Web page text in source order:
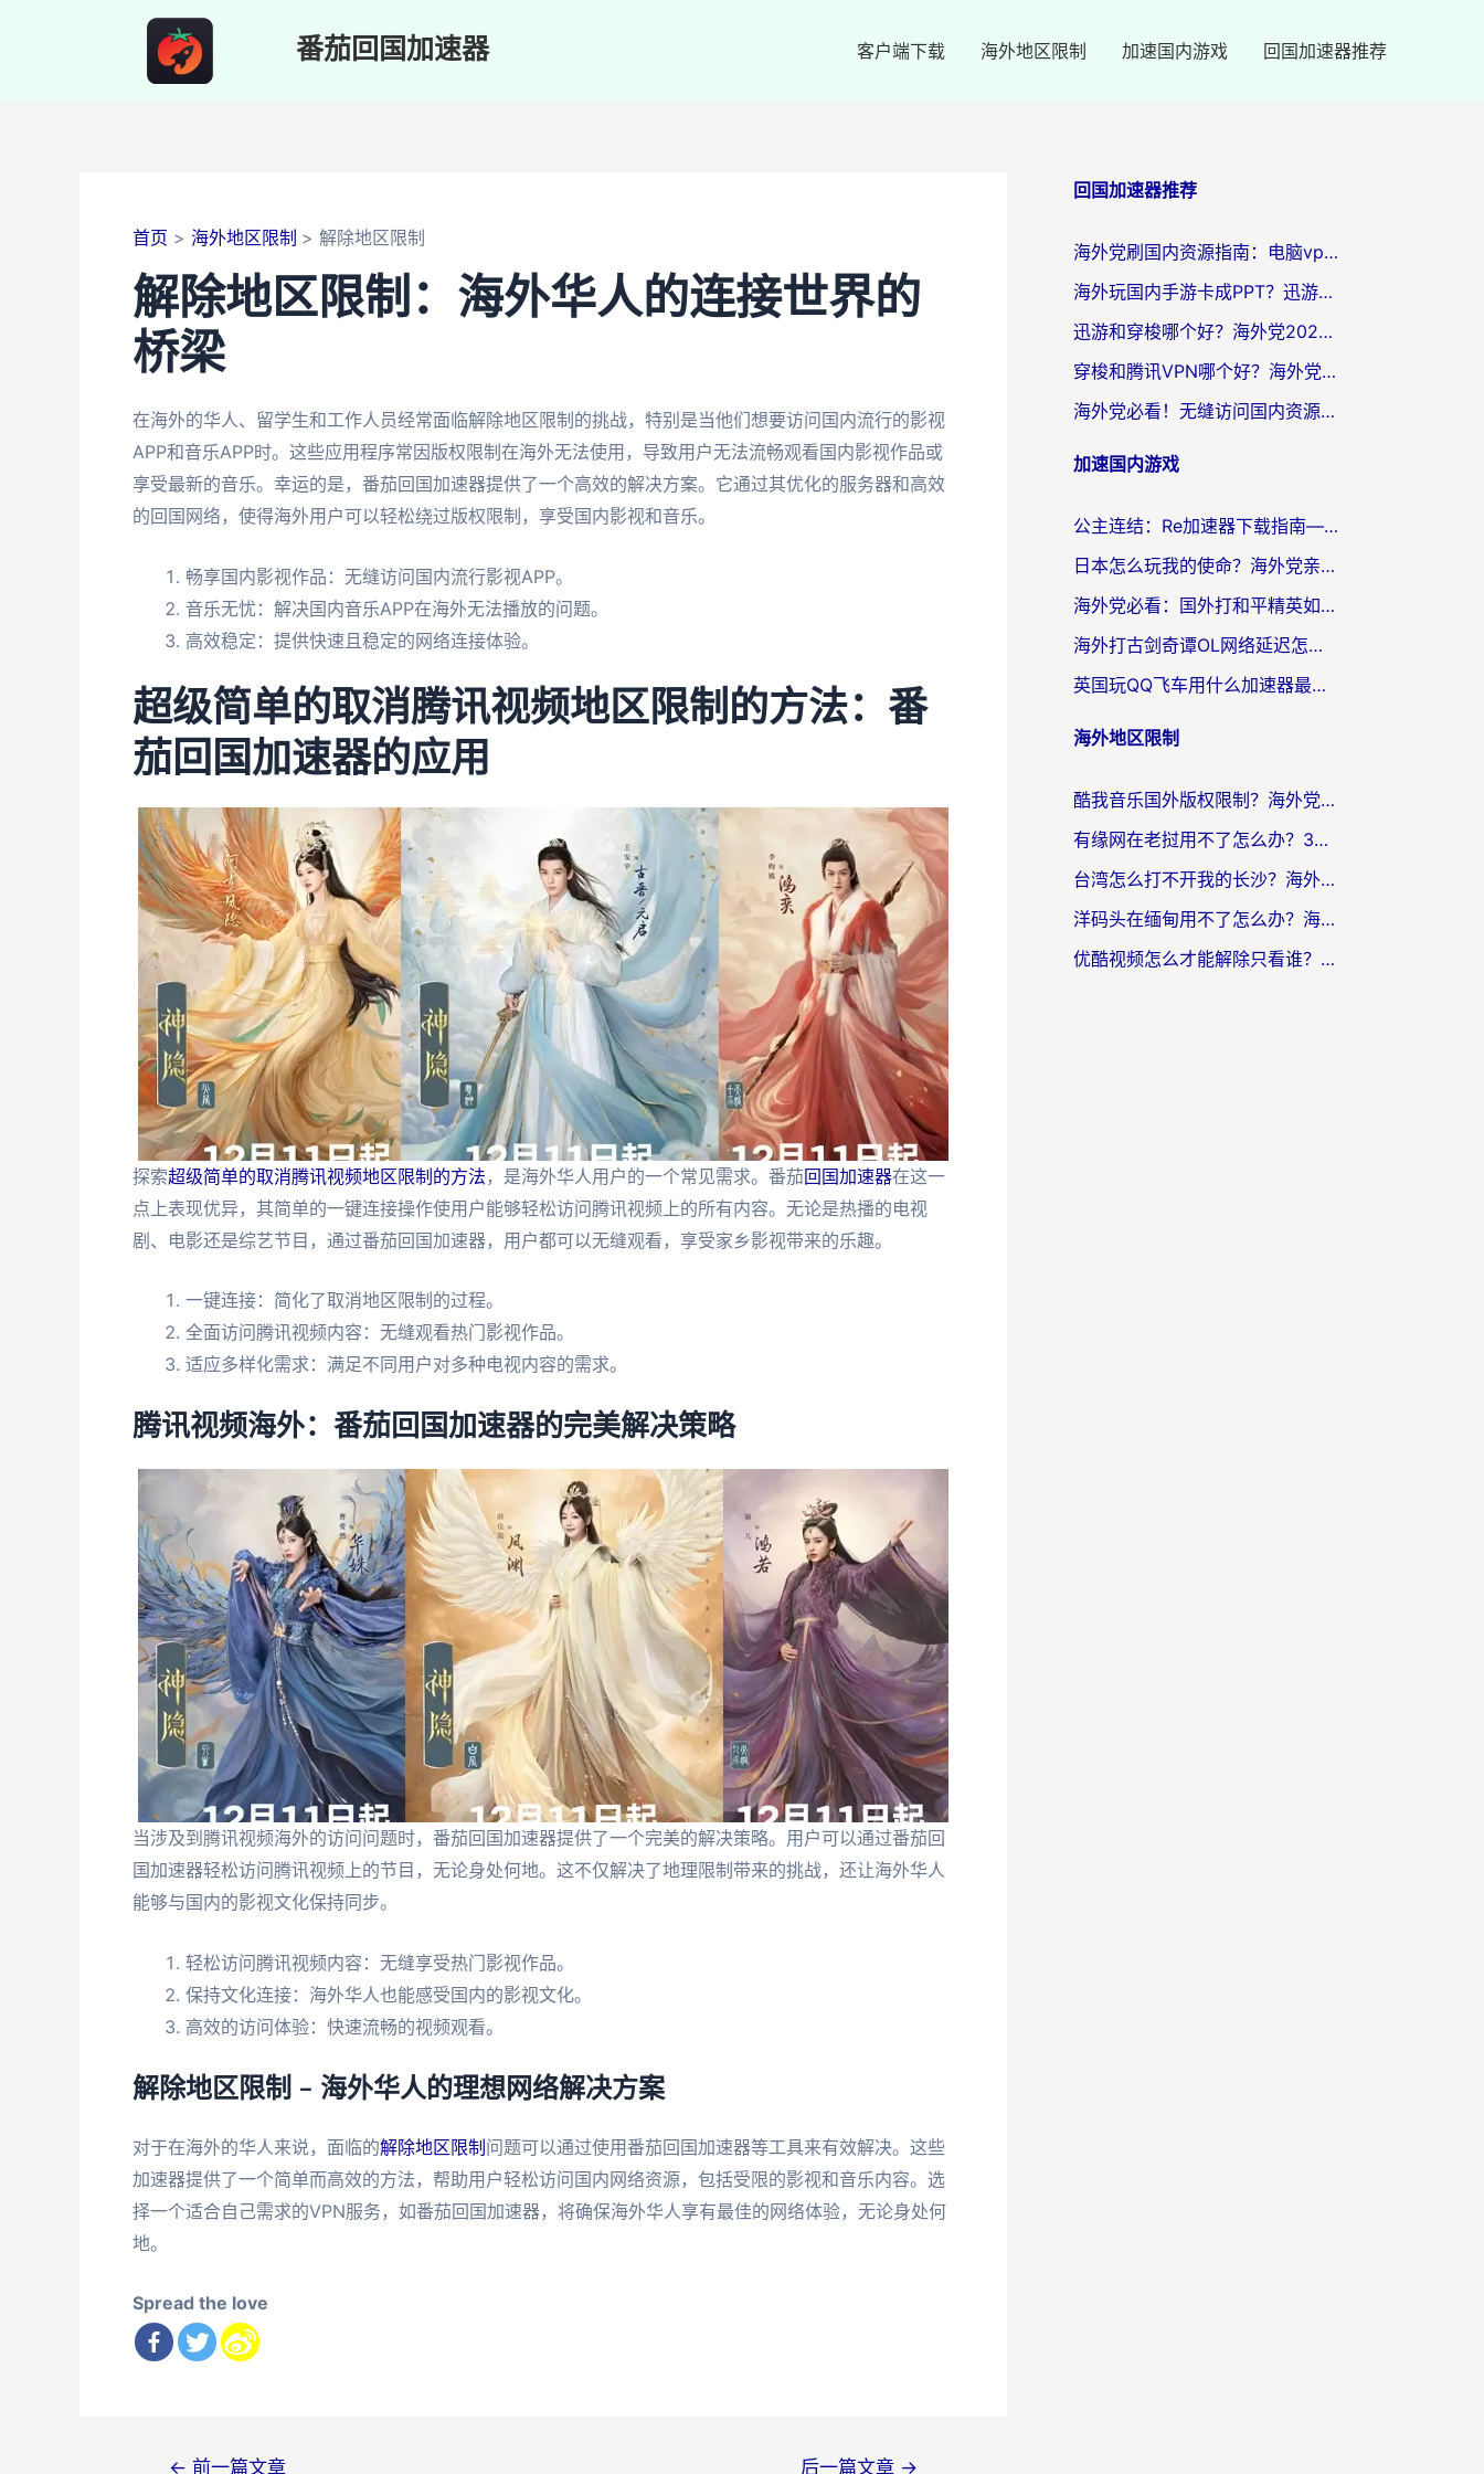
番茄回国加速器 客户端下载 海外地区限制 加速国内游戏 回国加速器推荐
首页 海外地区限制 解除地区限制
解除地区限制：海外华人的连接世界的
桥梁
在海外的华人、留学生和工作人员经常面临解除地区限制的挑战，特别是当他们想要访问国内流行的影视
APP和音乐APP时。这些应用程序常因版权限制在海外无法使用，导致用户无法流畅观看国内影视作品或
享受最新的音乐。幸运的是，番茄回国加速器提供了一个高效的解决方案。它通过其优化的服务器和高效
的回国网络，使得海外用户可以轻松绕过版权限制，享受国内影视和音乐。
畅享国内影视作品：无缝访问国内流行影视APP。
音乐无忧：解决国内音乐APP在海外无法播放的问题。
高效稳定：提供快速且稳定的网络连接体验。
超级简单的取消腾讯视频地区限制的方法：番
茄回国加速器的应用
探索超级简单的取消腾讯视频地区限制的方法 ，是海外华人用户的一个常见需求。番茄回国加速器在这一
点上表现优异，其简单的一键连接操作使用户能够轻松访问腾讯视频上的所有内容。无论是热播的电视
剧、电影还是综艺节目，通过番茄回国加速器，用户都可以无缝观看，享受家乡影视带来的乐趣。
一键连接：简化了取消地区限制的过程。
全面访问腾讯视频内容：无缝观看热门影视作品。
适应多样化需求：满足不同用户对多种电视内容的需求。
腾讯视频海外：番茄回国加速器的完美解决策略
当涉及到腾讯视频海外的访问问题时，番茄回国加速器提供了一个完美的解决策略。用户可以通过番茄回
国加速器轻松访问腾讯视频上的节目，无论身处何地。这不仅解决了地理限制带来的挑战，还让海外华人
能够与国内的影视文化保持同步。
轻松访问腾讯视频内容：无缝享受热门影视作品。
保持文化连接：海外华人也能感受国内的影视文化。
高效的访问体验：快速流畅的视频观看。
解除地区限制 – 海外华人的理想网络解决方案
对于在海外的华人来说，面临的解除地区限制问题可以通过使用番茄回国加速器等工具来有效解决。这些
加速器提供了一个简单而高效的方法，帮助用户轻松访问国内网络资源，包括受限的影视和音乐内容。选
择一个适合自己需求的VPN服务，如番茄回国加速器，将确保海外华人享有最佳的网络体验，无论身处何
地。
Spread the love
← 前一篇文章 后一篇文章 →
回国加速器推荐
海外党刷国内资源指南：电脑vpn免费版真的能用吗？选对加速器才是关键
海外玩国内手游卡成PPT？迅游和奇游手游哪个好？附真实VPN评测及番茄加速器体验
迅游和穿梭哪个好？海外党2026亲测对比+免费vs付费选择指南，附番茄加速器实测体验
穿梭和腾讯VPN哪个好？海外党亲测3款热门回国加速器，附避坑指南
海外党必看！无缝访问国内资源指南：从vpn官网下载到加速器选择（附番茄实测）
加速国内游戏
公主连结：Re加速器下载指南——海外党不再错过国服活动的秘密武器
日本怎么玩我的使命？海外党亲测有效的国服游戏加速指南（附避坑技巧）
海外党必看：国外打和平精英如何降低延迟？附3款热门国服游戏加速方案
海外打古剑奇谭OL网络延迟怎么办？老玩家亲测有效的加速器选择指南
英国玩QQ飞车用什么加速器最好？海外党亲测，告别漂移卡顿的终极选择
海外地区限制
酷我音乐国外版权限制？海外党听国内歌、玩游戏、看剧的一站式解决方案
有缘网在老挝用不了怎么办？3个实用技巧解决海外访问国内服务难题
台湾怎么打不开我的长沙？海外党追剧看片、用环球时报不卡的实用指南
洋码头在缅甸用不了怎么办？海外党必备回国加速指南，解决追剧购物生活服务难题
优酷视频怎么才能解除只看谁？海外党亲测有效的追剧自由指南